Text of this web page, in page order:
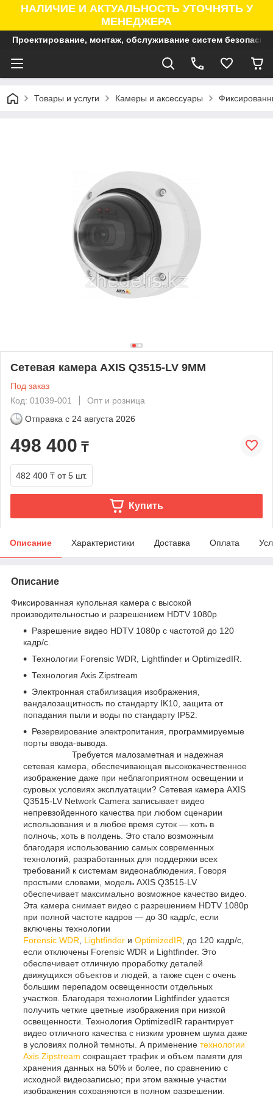
НАЛИЧИЕ И АКТУАЛЬНОСТЬ УТОЧНЯТЬ У
МЕНЕДЖЕРА
Проектирование, монтаж, обслуживание систем
Товары и услуги Камеры и аксессуары
Сетевая камера AXIS Q3515-LV 9MM
Под заказ
Код: 01039-001
Опт и розница
Отправка с 24 августа 2026
498 400 ₸
482 400 ₸ от 5 шт.
Купить
Описание Характеристики Доставка Оплата
Описание
Фиксированная купольная камера с высокой
производительностью и разрешением HDTV 1080p
Разрешение видео HDTV 1080p с частотой до 120
кадр/с.
Технологии Forensic WDR, Lightfinder и OptimizedIR.
Технология Axis Zipstream
Электронная стабилизация изображения,
вандалозащитность по стандарту IK10, защита от
попадания пыли и воды по стандарту IP52.
Резервирование электропитания, программируемые
порты ввода-вывода.
Требуется малозаметная и надежная
сетевая камера, обеспечивающая высококачественное
изображение даже при неблагоприятном освещении и
суровых условиях эксплуатации? Сетевая камера AXIS
Q3515-LV Network Camera записывает видео
непревзойденного качества при любом сценарии
использования и в любое время суток — хоть в
полночь, хоть в полдень. Это стало возможным
благодаря использованию самых современных
технологий, разработанных для поддержки всех
требований к системам видеонаблюдения. Говоря
простыми словами, модель AXIS Q3515-LV
обеспечивает максимально возможное качество видео.
Эта камера снимает видео с разрешением HDTV 1080p
при полной частоте кадров — до 30 кадр/с, если
включены технологии
Forensic WDR
Lightfinder и OptimizedIR , до 120 кадр/с,
если отключены Forensic WDR и Lightfinder. Это
обеспечивает отличную проработку деталей
движущихся объектов и людей, а также сцен с очень
большим перепадом освещенности отдельных
участков. Благодаря технологии Lightfinder удается
получить четкие цветные изображения при низкой
освещенности. Технология OptimizedIR гарантирует
видео отличного качества с низким уровнем шума даже
в условиях полной темноты. А применение технологии
Axis Zipstream сокращает трафик и объем памяти для
хранения данных на 50% и более, по сравнению с
исходной видеозаписью; при этом важные участки
изображения сохраняются в полном разрешении.